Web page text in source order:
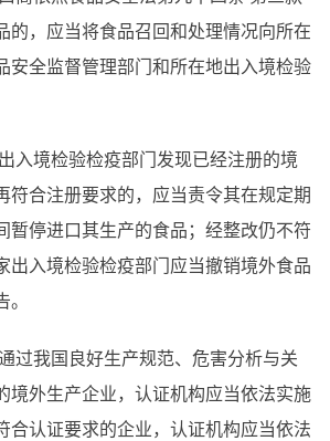
的，应当将食品召回和处理情况向所在
安全监督管理部门和所在地出入境检验
入境检验检疫部门发现已经注册的境
符合注册要求的，应当责令其在规定期
暂停进口其生产的食品；经整改仍不符
出入境检验检疫部门应当撤销境外食品
过我国良好生产规范、危害分析与关
境外生产企业，认证机构应当依法实施
合认证要求的企业，认证机构应当依法